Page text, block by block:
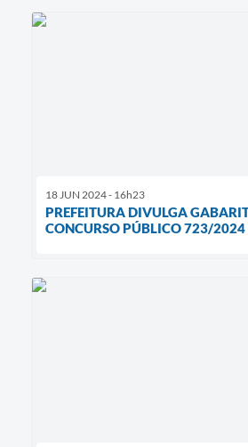
18 JUN 2024 - 16h23
PREFEITURA DIVULGA
CONCURSO PÚBLICO 723/